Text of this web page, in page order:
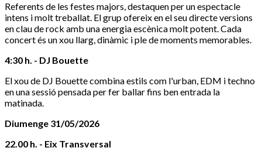
Referents de les festes majors, destaquen per un espectacle
intens i molt treballat. El grup ofereix en el seu directe versions
en clau de rock amb una energia escènica molt potent. Cada
concert és un xou llarg, dinàmic i ple de moments memorables.
4:30 h. - DJ Bouette
El xou de DJ Bouette combina estils com l'urban, EDM i techno
en una sessió pensada per fer ballar fins ben entrada la
matinada.
Diumenge 31/05/2026
22.00 h. - Eix Transversal